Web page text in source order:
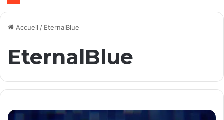
Accueil / EternalBlue
EternalBlue